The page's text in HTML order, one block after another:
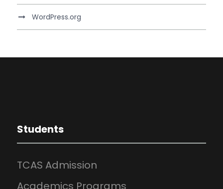
WordPress.org
Students
TCAS Admission
Academics Programs